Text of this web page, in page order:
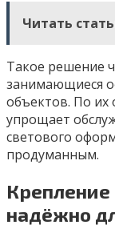
Читать
Такое решение
занимающиеся
объектов. По их
упрощает
светового
продуманным.
надёжно